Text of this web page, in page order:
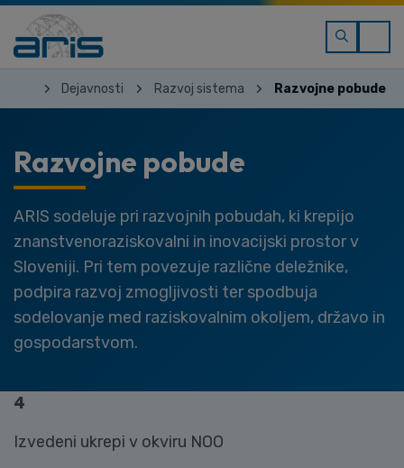
Dejavnosti Razvoj sistema Razvojne pobude
Razvojne pobude
ARIS sodeluje pri razvojnih pobudah, ki krepijo
znanstvenoraziskovalni in inovacijski prostor v
Sloveniji. Pri tem povezuje različne deležnike,
podpira razvoj zmogljivosti ter spodbuja
sodelovanje med raziskovalnim okoljem, državo in
gospodarstvom.
4
Izvedeni ukrepi v okviru NOO